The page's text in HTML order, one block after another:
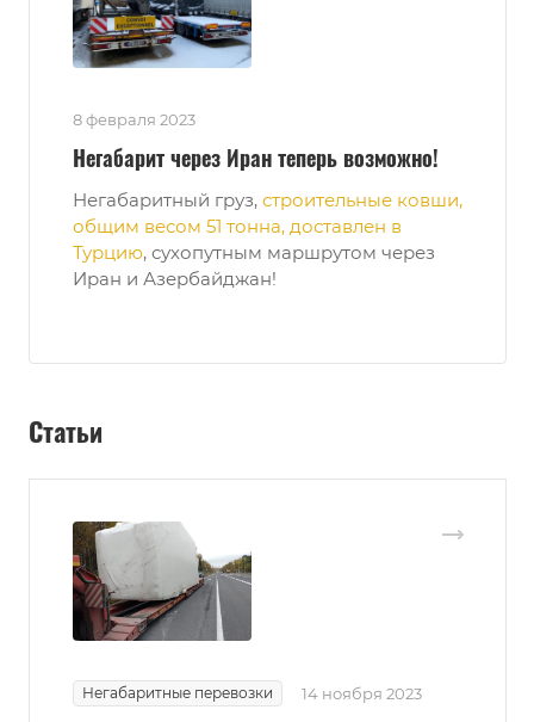
8 февраля 2023
Негабарит через Иран теперь возможно!
Негабаритный груз, строительные ковши,
общим весом 51 тонна, доставлен в
Турцию, сухопутным маршрутом через
Иран и Азербайджан!
Статьи
Негабаритные перевозки 14 ноября 2023